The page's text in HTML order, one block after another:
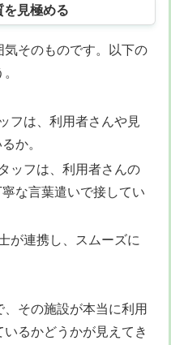
見極める
そのものです。以下の
フは、利用者さんや見
か。
ッフは、利用者さんの
な言葉遣いで接してい
が連携し、スムーズに
その施設が本当に利用
るかどうかが見えてき